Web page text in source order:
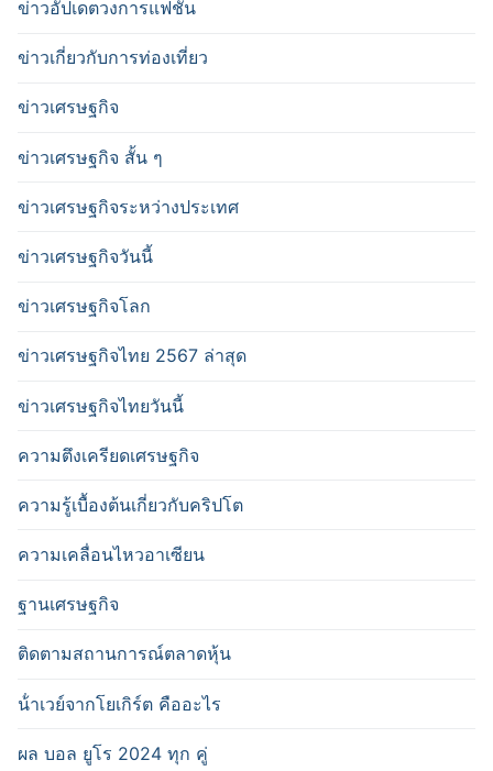
ข่าวอัปเดตวงการแฟชั่น
ข่าวเกี่ยวกับการท่องเที่ยว
ข่าวเศรษฐกิจ
ข่าวเศรษฐกิจ สั้น ๆ
ข่าวเศรษฐกิจระหว่างประเทศ
ข่าวเศรษฐกิจวันนี้
ข่าวเศรษฐกิจโลก
ข่าวเศรษฐกิจไทย 2567 ล่าสุด
ข่าวเศรษฐกิจไทยวันนี้
ความตึงเครียดเศรษฐกิจ
ความรู้เบื้องต้นเกี่ยวกับคริปโต
ความเคลื่อนไหวอาเซียน
ฐานเศรษฐกิจ
ติดตามสถานการณ์ตลาดหุ้น
น้ําเวย์จากโยเกิร์ต คืออะไร
ผล บอล ยูโร 2024 ทุก คู่